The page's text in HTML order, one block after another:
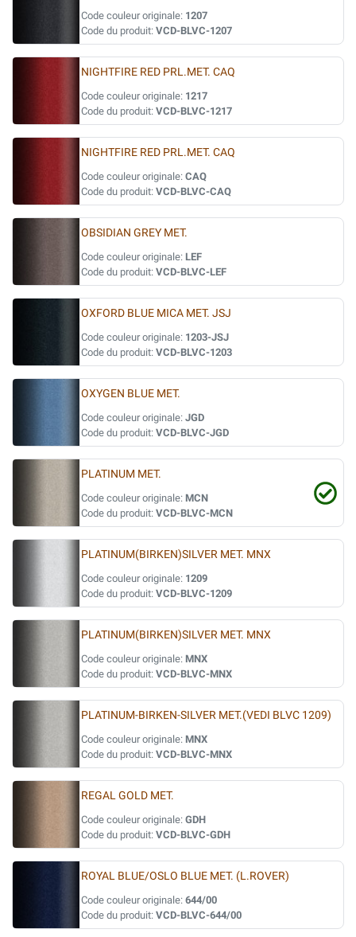
Code couleur originale: 1207
Code du produit: VCD-BLVC-1207
NIGHTFIRE RED PRL.MET. CAQ
Code couleur originale: 1217
Code du produit: VCD-BLVC-1217
NIGHTFIRE RED PRL.MET. CAQ
Code couleur originale: CAQ
Code du produit: VCD-BLVC-CAQ
OBSIDIAN GREY MET.
Code couleur originale: LEF
Code du produit: VCD-BLVC-LEF
OXFORD BLUE MICA MET. JSJ
Code couleur originale: 1203-JSJ
Code du produit: VCD-BLVC-1203
OXYGEN BLUE MET.
Code couleur originale: JGD
Code du produit: VCD-BLVC-JGD
PLATINUM MET.
Code couleur originale: MCN
Code du produit: VCD-BLVC-MCN
PLATINUM(BIRKEN)SILVER MET. MNX
Code couleur originale: 1209
Code du produit: VCD-BLVC-1209
PLATINUM(BIRKEN)SILVER MET. MNX
Code couleur originale: MNX
Code du produit: VCD-BLVC-MNX
PLATINUM-BIRKEN-SILVER MET.(VEDI BLVC 1209)
Code couleur originale: MNX
Code du produit: VCD-BLVC-MNX
REGAL GOLD MET.
Code couleur originale: GDH
Code du produit: VCD-BLVC-GDH
ROYAL BLUE/OSLO BLUE MET. (L.ROVER)
Code couleur originale: 644/00
Code du produit: VCD-BLVC-644/00